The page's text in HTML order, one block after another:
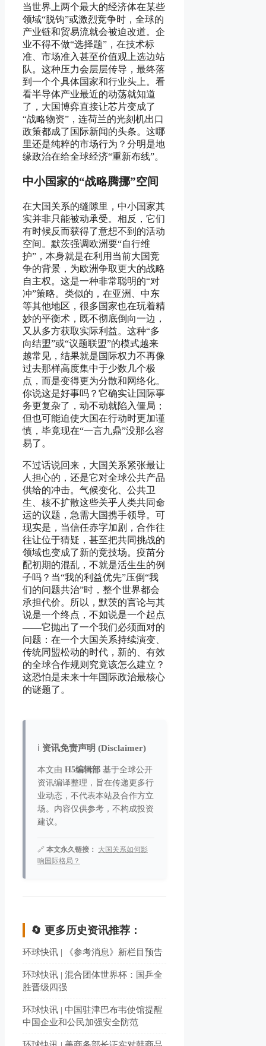
当世界上两个最大的经济体在某些
领域“脱钩”或激烈竞争时，全球的
产业链和贸易流就会被迫改道。企
业不得不做“选择题”，在技术标
准、市场准入甚至价值观上选边站
队。这种压力会层层传导，最终落
到一个个具体国家和行业头上。看
看半导体产业最近的动荡就知道
了，大国博弈直接让芯片变成了
“战略物资”，连荷兰的光刻机出口
政策都成了国际新闻的头条。这哪
里还是纯粹的市场行为？分明是地
缘政治在给全球经济“重新布线”。
中小国家的“战略腾挪”空间
在大国关系的缝隙里，中小国家其
实并非只能被动承受。相反，它们
有时候反而获得了意想不到的活动
空间。默茨强调欧洲要“自行维
护”，本身就是在利用当前大国竞
争的背景，为欧洲争取更大的战略
自主权。这是一种非常聪明的“对
冲”策略。类似的，在亚洲、中东
等其他地区，很多国家也在玩着精
妙的平衡术，既不彻底倒向一边，
又从多方获取实际利益。这种“多
向结盟”或“议题联盟”的模式越来
越常见，结果就是国际权力不再像
过去那样高度集中于少数几个极
点，而是变得更为分散和网络化。
你说这是好事吗？它确实让国际事
务更复杂了，动不动就陷入僵局；
但也可能迫使大国在行动时更加谨
慎，毕竟现在“一言九鼎”没那么容
易了。
不过话说回来，大国关系紧张最让
人担心的，还是它对全球公共产品
供给的冲击。气候变化、公共卫
生、核不扩散这些关乎人类共同命
运的议题，急需大国携手领导。可
现实是，当信任赤字加剧，合作往
往让位于猜疑，甚至把共同挑战的
领域也变成了新的竞技场。疫苗分
配初期的混乱，不就是活生生的例
子吗？当“我的利益优先”压倒“我
们的问题共治”时，整个世界都会
承担代价。所以，默茨的言论与其
说是一个终点，不如说是一个起点
——它抛出了一个我们必须面对的
问题：在一个大国关系持续演变、
传统同盟松动的时代，新的、有效
的全球合作规则究竟该怎么建立？
这恐怕是未来十年国际政治最核心
的谜题了。
ℹ️ 资讯免责声明 (Disclaimer)
本文由 H5编辑部 基于全球公开
资讯编译整理，旨在传递更多行
业动态，不代表本站及合作方立
场。内容仅供参考，不构成投资
建议。
🔗 本文永久链接：
大国关系如何影
响国际格局？
🔄 更多历史资讯推荐：
环球快讯 | 《参考消息》新栏目预告
环球快讯 | 混合团体世界杯：国乒全
胜晋级四强
环球快讯 | 中国驻津巴布韦使馆提醒
中国企业和公民加强安全防范